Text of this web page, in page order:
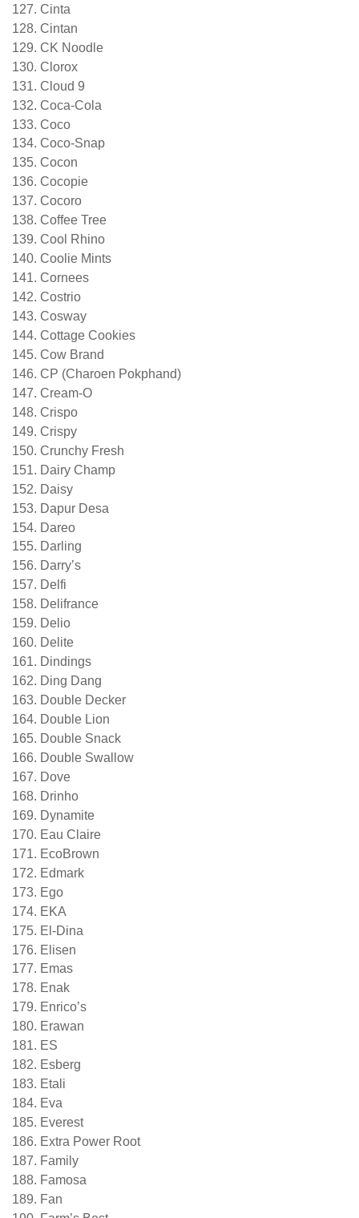
Cinta
Cintan
CK Noodle
Clorox
Cloud 9
Coca-Cola
Coco
Coco-Snap
Cocon
Cocopie
Cocoro
Coffee Tree
Cool Rhino
Coolie Mints
Cornees
Costrio
Cosway
Cottage Cookies
Cow Brand
CP (Charoen Pokphand)
Cream-O
Crispo
Crispy
Crunchy Fresh
Dairy Champ
Daisy
Dapur Desa
Dareo
Darling
Darry’s
Delfi
Delifrance
Delio
Delite
Dindings
Ding Dang
Double Decker
Double Lion
Double Snack
Double Swallow
Dove
Drinho
Dynamite
Eau Claire
EcoBrown
Edmark
Ego
EKA
El-Dina
Elisen
Emas
Enak
Enrico’s
Erawan
ES
Esberg
Etali
Eva
Everest
Extra Power Root
Family
Famosa
Fan